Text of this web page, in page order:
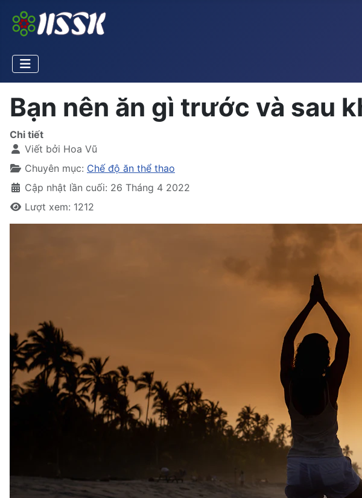
Bạn nên ăn gì trước và sau
Chi tiết
Viết bởi Hoa Vũ
Chuyên mục: Chế độ ăn thể thao
Cập nhật lần cuối: 26 Tháng 4 2022
Lượt xem: 1212